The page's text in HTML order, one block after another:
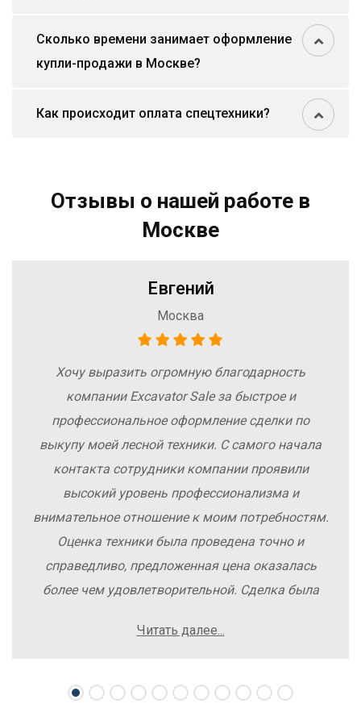
Сколько времени занимает оформление
купли-продажи в Москве?
Как происходит оплата спецтехники?
Отзывы о нашей работе в
Москве
Евгений
Москва
Хочу выразить огромную благодарность
компании Excavator Sale за быстрое и
профессиональное оформление сделки по
выкупу моей лесной техники. С самого начала
контакта сотрудники компании проявили
высокий уровень профессионализма и
внимательное отношение к моим потребностям.
Оценка техники была проведена точно и
справедливо, предложенная цена оказалась
более чем удовлетворительной. Сделка была
осложнений. Рекомендую компанию Excavator
свою спецтехнику.
Читать далее...